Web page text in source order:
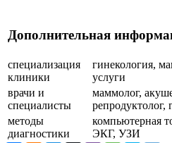
Дополнительная
специализация
клиники
гинекология,
услуги
врачи и
специалисты
маммолог,
репродуктолог,
методы
диагностики
компьютерная
ЭКГ, УЗИ